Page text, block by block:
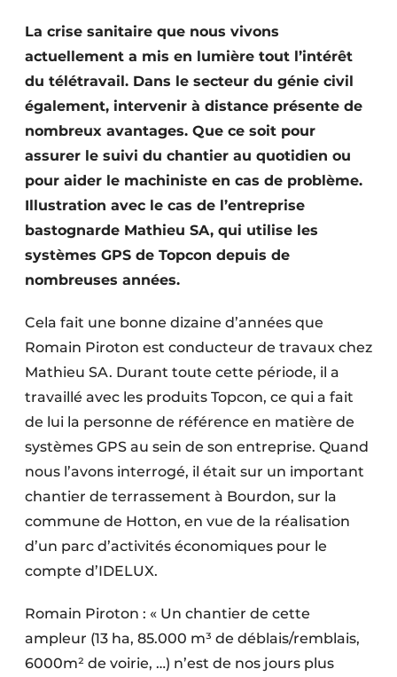
Video’s
Construction bois
Contrôle d’accès
Éclairage
Fondations
Infrastructures souterraines et égouttage
Protection solaire
Rénovation
Sécurité incendie
Techniques ferroviaires
Travaux ferroviaires
La crise sanitaire que nous vivons
actuellement a mis en lumière tout l’intérêt
du télétravail. Dans le secteur du génie civil
également, intervenir à distance présente de
nombreux avantages. Que ce soit pour
assurer le suivi du chantier au quotidien ou
pour aider le machiniste en cas de problème.
Illustration avec le cas de l’entreprise
bastognarde Mathieu SA, qui utilise les
systèmes GPS de Topcon depuis de
nombreuses années.
Cela fait une bonne dizaine d’années que
Romain Piroton est conducteur de travaux chez
Mathieu SA. Durant toute cette période, il a
travaillé avec les produits Topcon, ce qui a fait
de lui la personne de référence en matière de
systèmes GPS au sein de son entreprise. Quand
nous l’avons interrogé, il était sur un important
chantier de terrassement à Bourdon, sur la
commune de Hotton, en vue de la réalisation
d’un parc d’activités économiques pour le
compte d’IDELUX.
Romain Piroton : « Un chantier de cette
ampleur (13 ha, 85.000 m³ de déblais/remblais,
6000m² de voirie, …) n’est de nos jours plus